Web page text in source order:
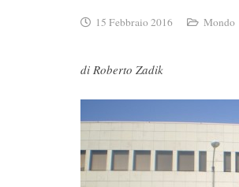
15 Febbraio 2016 Mondo
di Roberto Zadik